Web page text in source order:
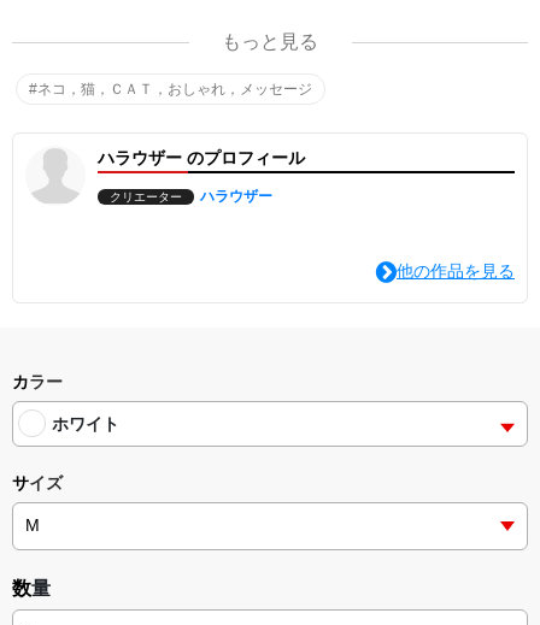
猫がいる、それだけでいい。もっと見る
#ネコ，猫，ＣＡＴ，おしゃれ，メッセージ
ハラウザー のプロフィール
クリエーター ハラウザー
他の作品を見る
カラー
ホワイト
サイズ
数量